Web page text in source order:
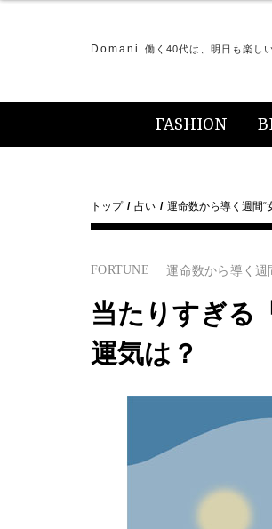
Domani 働く40代は、明日も楽しい
FASHION
トップ 占い 運命数から導く週間“
FORTUNE 運命数から導く週
当たりすぎる
運気は？